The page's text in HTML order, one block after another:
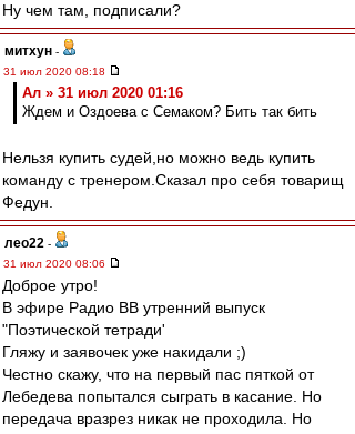
Ну чем там, подписали?
митхун -
31 июл 2020 08:18
Ал » 31 июл 2020 01:16
Ждем и Оздоева с Семаком? Бить так бить
Нельзя купить судей,но можно ведь купить
команду с тренером.Сказал про себя товарищ
Федун.
лео22 -
31 июл 2020 08:06
Доброе утро!
В эфире Радио ВВ утренний выпуск
"Поэтической тетради'
Гляжу и заявочек уже накидали ;)
Честно скажу, что на первый пас пяткой от
Лебедева попытался сыграть в касание. Но
передача вразрез никак не проходила. Но